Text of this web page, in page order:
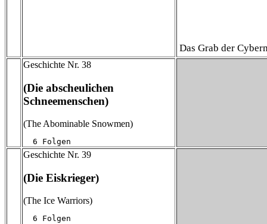
Das Grab der
Geschichte Nr. 38
(Die abscheulichen
Schneemenschen)
(The Abominable Snowmen)
  6 Folgen
Geschichte Nr. 39
(Die Eiskrieger)
(The Ice Warriors)
  6 Folgen